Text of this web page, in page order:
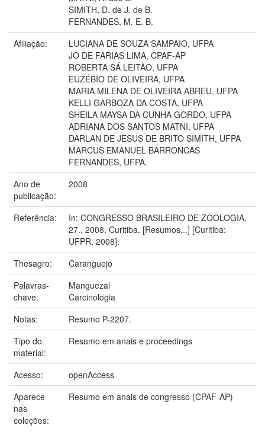
SIMITH, D. de J. de B.
FERNANDES, M. E. B.
Afiliação:
LUCIANA DE SOUZA SAMPAIO, UFPA
JO DE FARIAS LIMA, CPAF-AP
ROBERTA SÁ LEITÃO, UFPA
EUZÉBIO DE OLIVEIRA, UFPA
MARIA MILENA DE OLIVEIRA ABREU, UFPA
KELLI GARBOZA DA COSTA, UFPA
SHEILA MAYSA DA CUNHA GORDO, UFPA
ADRIANA DOS SANTOS MATNI, UFPA
DARLAN DE JESUS DE BRITO SIMITH, UFPA
MARCUS EMANUEL BARRONCAS
FERNANDES, UFPA.
Ano de
publicação:
2008
Referência:
In: CONGRESSO BRASILEIRO DE ZOOLOGIA,
27., 2008, Curitiba. [Resumos...] [Curitiba:
UFPR, 2008].
Thesagro:
Caranguejo
Palavras-
chave:
Manguezal
Carcinologia
Notas:
Resumo P-2207.
Tipo do
material:
Resumo em anais e proceedings
Acesso:
openAccess
Aparece
nas
coleções:
Resumo em anais de congresso (CPAF-AP)